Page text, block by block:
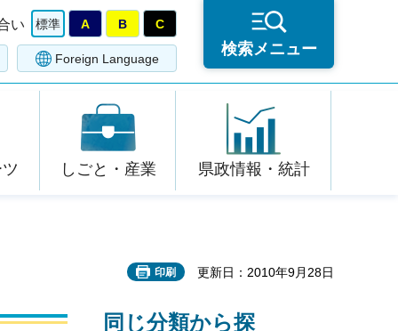
い 標準 A B C
Foreign Language
検索メニュー
しごと・産業 県政情報・統計
印刷 更新日：2010年9月28日
同じ分類から探